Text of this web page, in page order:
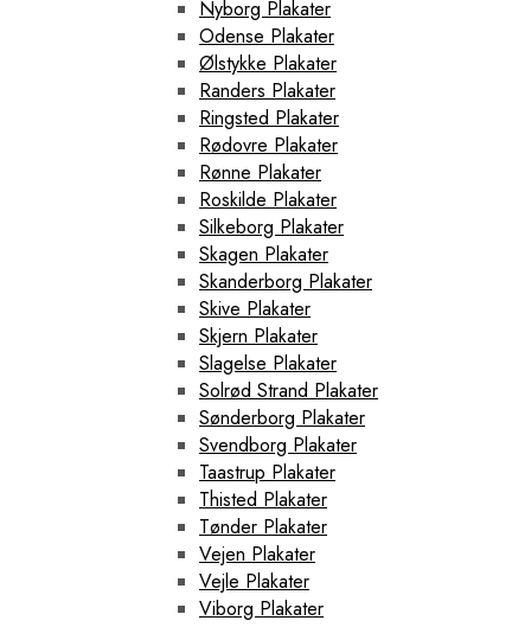
Nyborg Plakater
Odense Plakater
Ølstykke Plakater
Randers Plakater
Ringsted Plakater
Rødovre Plakater
Rønne Plakater
Roskilde Plakater
Silkeborg Plakater
Skagen Plakater
Skanderborg Plakater
Skive Plakater
Skjern Plakater
Slagelse Plakater
Solrød Strand Plakater
Sønderborg Plakater
Svendborg Plakater
Taastrup Plakater
Thisted Plakater
Tønder Plakater
Vejen Plakater
Vejle Plakater
Viborg Plakater